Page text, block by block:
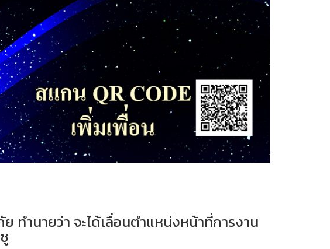
ทำนายว่า จะได้เลื่อนตำแหน่งหน้าที่การงาน